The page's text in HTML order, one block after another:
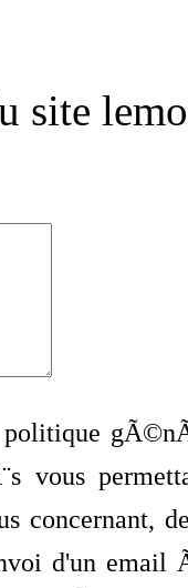
site
vous
concernant,
d'un